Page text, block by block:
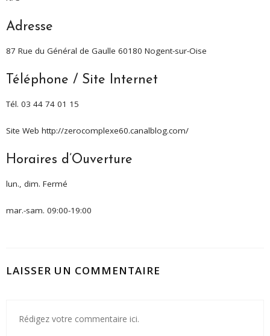
Adresse
87 Rue du Général de Gaulle 60180 Nogent-sur-Oise
Téléphone / Site Internet
Tél. 03 44 74 01 15
Site Web http://zerocomplexe60.canalblog.com/
Horaires d’Ouverture
lun., dim. Fermé
mar.-sam. 09:00-19:00
LAISSER UN COMMENTAIRE